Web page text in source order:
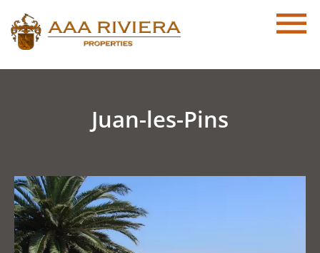
Juan-les-Pins